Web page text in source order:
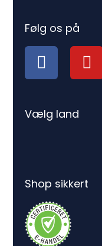
Følg os på
Vælg land
Shop sikkert